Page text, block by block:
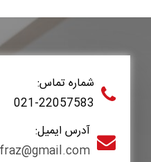
شماره تماس:
021-22057583
آدرس ایمیل: